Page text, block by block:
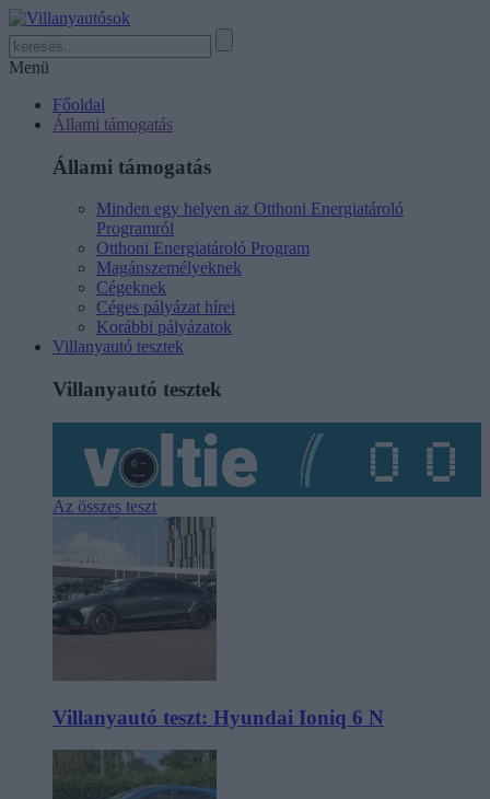
Menü
Főoldal
Állami támogatás
Állami támogatás
Minden egy helyen az Otthoni Energiatároló
Programról
Otthoni Energiatároló Program
Magánszemélyeknek
Cégeknek
Céges pályázat hírei
Korábbi pályázatok
Villanyautó tesztek
Villanyautó tesztek
Az összes teszt
Villanyautó teszt: Hyundai Ioniq 6 N